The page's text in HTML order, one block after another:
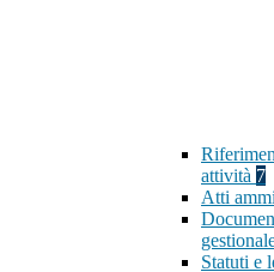
attività 7
Atti
Statuti e